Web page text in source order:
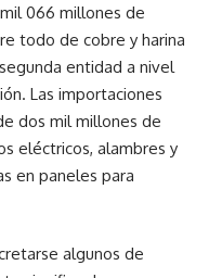
066 millones de
todo de cobre y harina
entidad a nivel
Las importaciones
dos mil millones de
eléctricos, alambres y
en paneles para
algunos de